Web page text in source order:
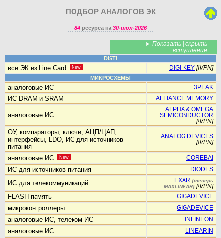
ПОДБОР АНАЛОГОВ ЭК
84ресурса на 30-июл-2026
Показать | скрыть
вступление
DISTI
все ЭК из Line Card New DIGI-KEY [!VPN]
МИКРОСХЕМЫ
аналоговые ИС 3PEAK
ИС DRAM и SRAM ALLIANCE MEMORY
аналоговые ИС
ALPHA & OMEGA
SEMICONDUCTOR
[!VPN]
ОУ, компараторы, ключи, АЦП/ЦАП,
интерфейсы, LDO, ИС для источников
питания
ANALOG DEVICES
[!VPN]
аналоговые ИС New COREBAI
ИС для источников питания DIODES
ИС для телекоммуникаций EXAR {теперь
MAXLINEAR} [!VPN]
FLASH память GIGADEVICE
микроконтроллеры GIGADEVICE
аналоговые ИС, телеком ИС INFINEON
аналоговые ИС LINEARIN